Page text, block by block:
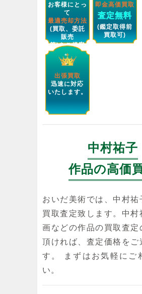
お客様にとっ
て
最適売却方法
(買取、委託
販売
等)をご提案
します。
即金高価買取
査定無料
(鑑定取得前
買取可)
出張買取
迅速に対応
いたします。
中村祐子
作品の高価
おいだ美術では、中村祐
買取査定致します。中村
画などの作品の買取査定
頂ければ、査定価格をご
す。 まずはお気軽にご
い。